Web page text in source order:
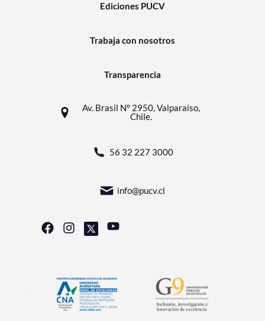
Ediciones PUCV
Trabaja con nosotros
Transparencia
Av. Brasil N° 2950, Valparaíso,
Chile.
56 32 227 3000
info@pucv.cl